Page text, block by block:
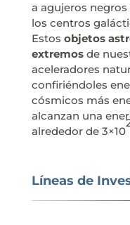
a agujeros
los centros
Estos objetos
extremosde
aceleradores
confiriéndoles
cósmicos más
alcanzan una
alrededor de 3×10
Líneas de